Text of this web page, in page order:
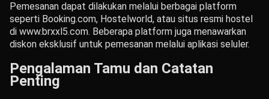
Pemesanan dapat dilakukan melalui berbagai platform
seperti Booking.com, Hostelworld, atau situs resmi hostel
di www.brxxl5.com. Beberapa platform juga menawarkan
diskon eksklusif untuk pemesanan melalui aplikasi seluler.
Pengalaman Tamu dan Catatan
Penting